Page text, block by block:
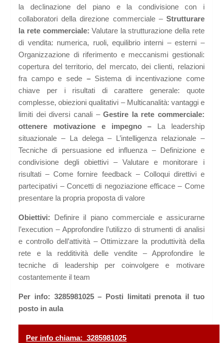
la declinazione del piano e la condivisione con i
collaboratori della direzione commerciale – Strutturare
la rete commerciale:Valutare la strutturazione della rete
di vendita: numerica, ruoli, equilibrio interni – esterni –
Organizzazione di riferimento e meccanismi gestionali:
copertura del territorio, del mercato, dei clienti, relazioni
fra campo e sede– Sistema di incentivazione come
chiave per i risultati di carattere generale: quote
complesse, obiezioni qualitativi – Multicanalità: vantaggi e
limiti dei diversi canali –Gestire la rete commerciale:
ottenere motivazione e impegno – La leadership
situazionale – La delega – L’intelligenza relazionale –
Tecniche di persuasione ed influenza – Definizione e
condivisione degli obiettivi – Valutare e monitorare i
risultati – Come fornire feedback – Colloqui direttivi e
partecipativi – Concetti di negoziazione efficace – Come
presentare la propria proposta di valore
Obiettivi: Definire il piano commerciale e assicurarne
l’execution – Approfondire l’utilizzo di strumenti di analisi
e controllo dell’attività – Ottimizzare la produttività della
rete e la redditività delle vendite – Approfondire le
tecniche di leadership per coinvolgere e motivare
costantemente il team
Per info: 3285981025 – Posti limitati prenota il tuo
posto in aula
Per info chiama: 3285981025